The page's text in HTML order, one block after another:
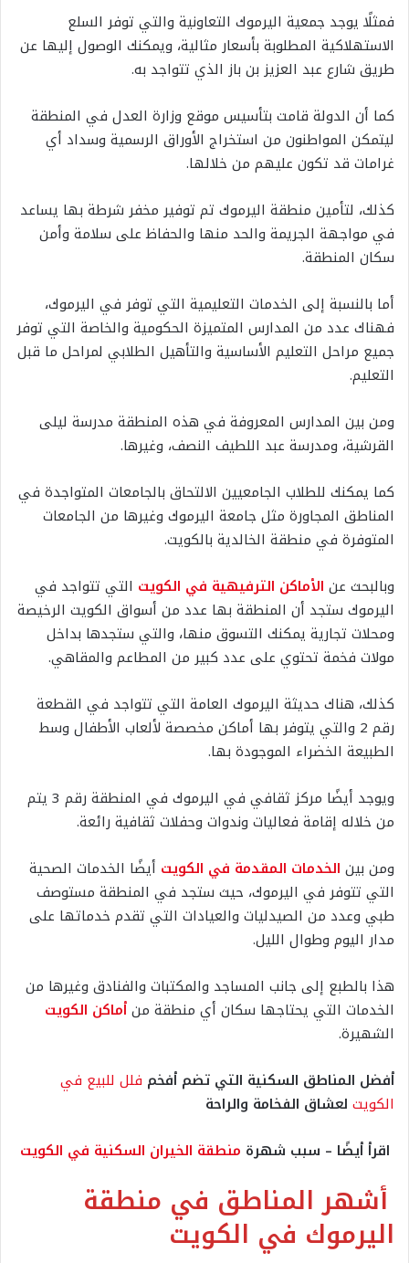
فمثلًا يوجد جمعية اليرموك التعاونية والتي توفر السلع
الاستهلاكية المطلوبة بأسعار مثالية، ويمكنك الوصول إليها عن
طريق شارع عبد العزيز بن باز الذي تتواجد به.
كما أن الدولة قامت بتأسيس موقع وزارة العدل في المنطقة
ليتمكن المواطنون من استخراج الأوراق الرسمية وسداد أي
غرامات قد تكون عليهم من خلالها.
كذلك، لتأمين منطقة اليرموك تم توفير مخفر شرطة بها يساعد
في مواجهة الجريمة والحد منها والحفاظ على سلامة وأمن
سكان المنطقة.
أما بالنسبة إلى الخدمات التعليمية التي توفر في اليرموك،
فهناك عدد من المدارس المتميزة الحكومية والخاصة التي توفر
جميع مراحل التعليم الأساسية والتأهيل الطلابي لمراحل ما قبل
التعليم.
ومن بين المدارس المعروفة في هذه المنطقة مدرسة ليلى
القرشية، ومدرسة عبد اللطيف النصف، وغيرها.
كما يمكنك للطلاب الجامعيين الالتحاق بالجامعات المتواجدة في
المناطق المجاورة مثل جامعة اليرموك وغيرها من الجامعات
المتوفرة في منطقة الخالدية بالكويت.
وبالبحث عن الأماكن الترفيهية في الكويت التي تتواجد في
اليرموك ستجد أن المنطقة بها عدد من أسواق الكويت الرخيصة
ومحلات تجارية يمكنك التسوق منها، والتي ستجدها بداخل
مولات فخمة تحتوي على عدد كبير من المطاعم والمقاهي.
كذلك، هناك حديثة اليرموك العامة التي تتواجد في القطعة
رقم 2 والتي يتوفر بها أماكن مخصصة لألعاب الأطفال وسط
الطبيعة الخضراء الموجودة بها.
ويوجد أيضًا مركز ثقافي في اليرموك في المنطقة رقم 3 يتم
من خلاله إقامة فعاليات وندوات وحفلات ثقافية رائعة.
ومن بين الخدمات المقدمة في الكويت أيضًا الخدمات الصحية
التي تتوفر في اليرموك، حيث ستجد في المنطقة مستوصف
طبي وعدد من الصيدليات والعيادات التي تقدم خدماتها على
مدار اليوم وطوال الليل.
هذا بالطبع إلى جانب المساجد والمكتبات والفنادق وغيرها من
الخدمات التي يحتاجها سكان أي منطقة منأماكن الكويت
الشهيرة.
أفضل المناطق السكنية التي تضم أفخم فلل للبيع في
الكويت لعشاق الفخامة والراحة
اقرأ أيضًا – سبب شهرة منطقة الخيران السكنية في الكويت
أشهر المناطق في منطقة
اليرموك في الكويت